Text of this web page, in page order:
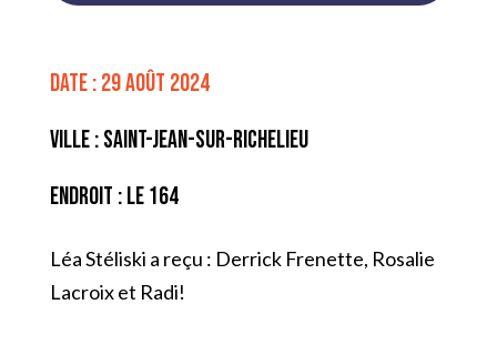
Date : 29 août 2024
Ville : Saint-Jean-sur-Richelieu
Endroit : Le 164
Léa Stéliski a reçu : Derrick Frenette, Rosalie
Lacroix et Radi!